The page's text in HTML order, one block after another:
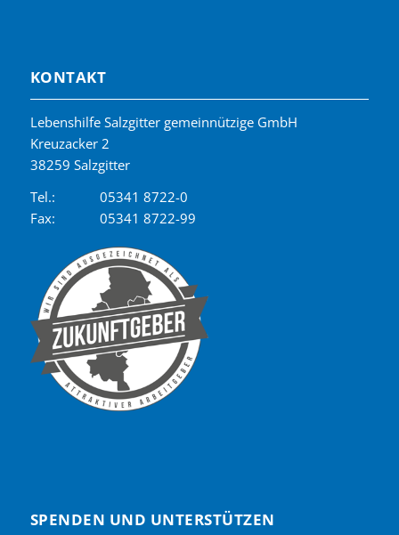
KONTAKT
Lebenshilfe Salzgitter gemeinnützige GmbH
Kreuzacker 2
38259 Salzgitter
Tel.:
05341 8722-0
Fax:
05341 8722-99
SPENDEN UND UNTERSTÜTZEN